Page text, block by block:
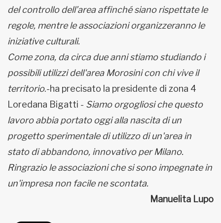
del controllo dell’area affinché siano rispettate le
regole, mentre le associazioni organizzeranno le
iniziative culturali.
Come zona, da circa due anni stiamo studiando i
possibili utilizzi dell'area Morosini con chi vive il
territorio.-ha precisato la presidente di zona 4
Loredana Bigatti - Siamo orgogliosi che questo
lavoro abbia portato oggi alla nascita di un
progetto sperimentale di utilizzo di un'area in
stato di abbandono, innovativo per Milano.
Ringrazio le associazioni che si sono impegnate in
un'impresa non facile ne scontata.
Manuelita Lupo